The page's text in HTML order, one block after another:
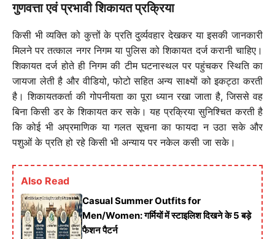
गुणवत्ता एवं प्रभावी शिकायत प्रक्रिया
किसी भी व्यक्ति को कुत्तों के प्रति दुर्व्यवहार देखकर या इसकी जानकारी
मिलने पर तत्काल नगर निगम या पुलिस को शिकायत दर्ज करानी चाहिए।
शिकायत दर्ज होते ही निगम की टीम घटनास्थल पर पहुंचकर स्थिति का
जायजा लेती है और वीडियो, फोटो सहित अन्य साक्ष्यों को इकट्ठा करती
है। शिकायतकर्ता की गोपनीयता का पूरा ध्यान रखा जाता है, जिससे वह
बिना किसी डर के शिकायत कर सके। यह प्रक्रिया सुनिश्चित करती है
कि कोई भी अप्रमाणिक या गलत सूचना का फायदा न उठा सके और
पशुओं के प्रति हो रहे किसी भी अन्याय पर नकेल कसी जा सके।
Also Read
Casual Summer Outfits for
Men/Women: गर्मियों में स्टाइलिश दिखने के 5 बड़े
फैशन पैटर्न